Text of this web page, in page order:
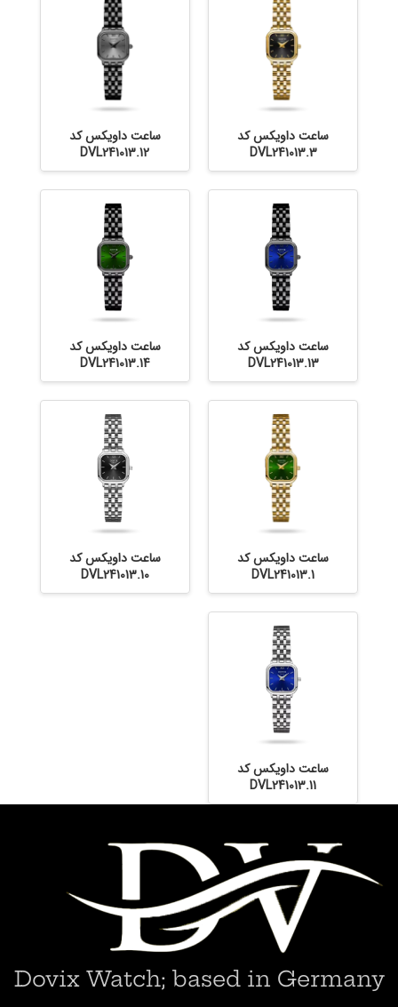
ساعت داویکس کد
DVL241013.3
ساعت داویکس کد
DVL241013.12
ساعت داویکس کد
DVL241013.13
ساعت داویکس کد
DVL241013.14
ساعت داویکس کد
DVL241013.1
ساعت داویکس کد
DVL241013.10
ساعت داویکس کد
DVL241013.11
Dovix Watch; based in Germany